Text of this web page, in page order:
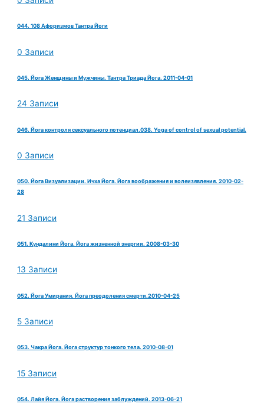
044. 108 Афоризмов Тантра Йоги
0 Записи
045. Йога Женщины и Мужчины. Тантра Триада Йога. 2011-04-01
24 Записи
046. Йога контроля сексуального потенциал.038. Yoga of control of sexual potential.
0 Записи
050. Йога Визуализации. Ичха Йога. Йога воображения и волеизявления. 2010-02-
28
21 Записи
051. Кундалини Йога. Йога жизненной энергии. 2008-03-30
13 Записи
052. Йога Умирания. Йога преодоления смерти.2010-04-25
5 Записи
053. Чакра Йога. Йога структур тонкого тела. 2010-08-01
15 Записи
054. Лайя Йога. Йога растворения заблуждений. 2013-06-21